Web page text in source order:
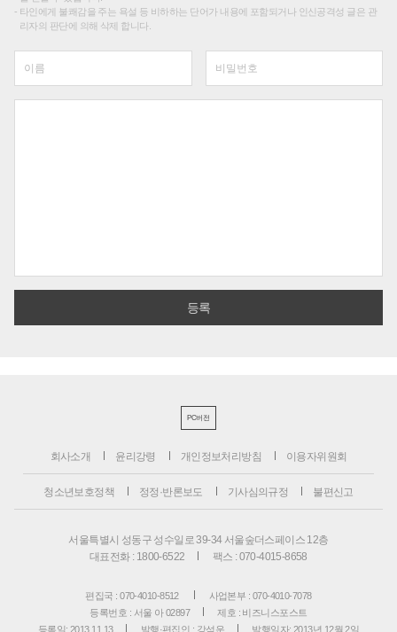
타인에게 불쾌감을 주는 욕설 등 비하하는 단어가 내용에 포함되거나 인신공격성 글은 관
리자의 판단에 의해 삭제 합니다.
PC버전
회사소개 윤리강령 개인정보처리방침 이용자위원회
청소년보호정책 정정·반론보도 기사심의규정 불편신고
서울특별시 성동구 성수일로 39-34 서울숲더스페이스 12층
대표전화 : 1800-6522
팩스 : 070-4015-8658
편집국 : 070-4010-8512
사업본부 : 070-4010-7078
등록번호 : 서울 아 02897
제호 : 비즈니스포스트
등록일: 2013.11.13
발행·편집인 : 강석운 발행일자: 2013년 12월 2일